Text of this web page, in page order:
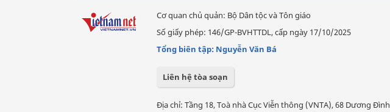
Cơ quan chủ quản: Bộ Dân tộc và Tôn giáo
Số giấy phép: 146/GP-BVHTTDL, cấp ngày 17/10/2025
Tổng biên tập: Nguyễn Văn Bá
Liên hệ tòa soạn
Địa chỉ: Tầng 18, Toà nhà Cục Viễn thông (VNTA), 68 Dương Đình